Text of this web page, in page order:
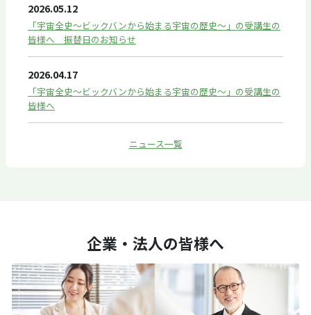
2026.05.12
「宇宙全史～ビックバンから始まる宇宙の歴史～」の受講生の
皆様へ 振替日のお知らせ
2026.04.17
「宇宙全史～ビックバンから始まる宇宙の歴史～」の受講生の
皆様へ
ニュース一覧
企業・法人の皆様へ